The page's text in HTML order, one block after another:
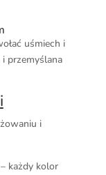
uśmiech i
przemyślana
i
każdy kolor